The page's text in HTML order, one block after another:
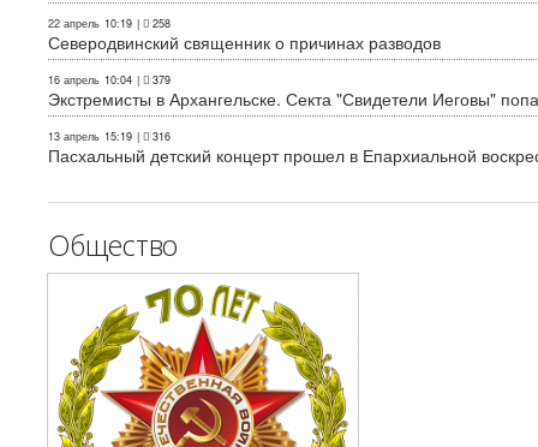
22 апрель 10:19 | 258
Северодвинский священник о причинах разводов
16 апрель 10:04 | 379
Экстремисты в Архангельске. Секта "Свидетели Иеговы"
13 апрель 15:19 | 316
Пасхальный детский концерт прошел в Епархиальной
Общество